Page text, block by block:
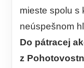
mieste spolu s
neúspešnom
Do pátracej
z